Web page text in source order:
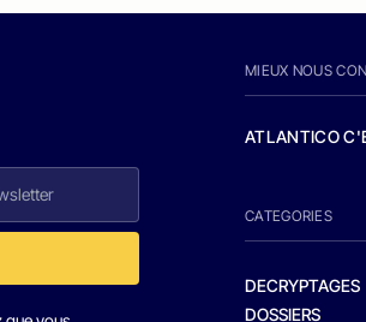
MIEUX NOUS
ATLANTICO
CATEGORIES
DECRYPTAGES
DOSSIERS